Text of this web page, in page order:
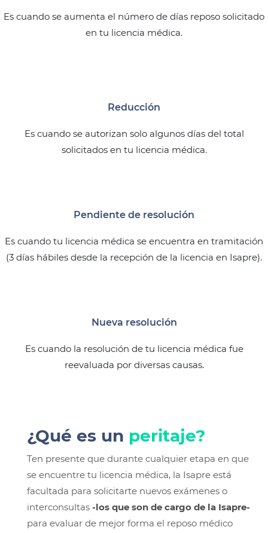
Es cuando se aumenta el número de días reposo solicitado
en tu licencia médica.
Reducción
Es cuando se autorizan solo algunos días del total
solicitados en tu licencia médica.
Pendiente de resolución
Es cuando tu licencia médica se encuentra en tramitación
(3 días hábiles desde la recepción de la licencia en Isapre).
Nueva resolución
Es cuando la resolución de tu licencia médica fue
reevaluada por diversas causas.
¿Qué es un peritaje?
Ten presente que durante cualquier etapa en que
se encuentre tu licencia médica, la Isapre está
facultada para solicitarte nuevos exámenes o
interconsultas -los que son de cargo de la Isapre-
para evaluar de mejor forma el reposo médico